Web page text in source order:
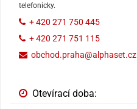
telefonicky.
+ 420 271 750 445
+ 420 271 751 115
obchod.praha@alphaset.cz
Otevírací doba: